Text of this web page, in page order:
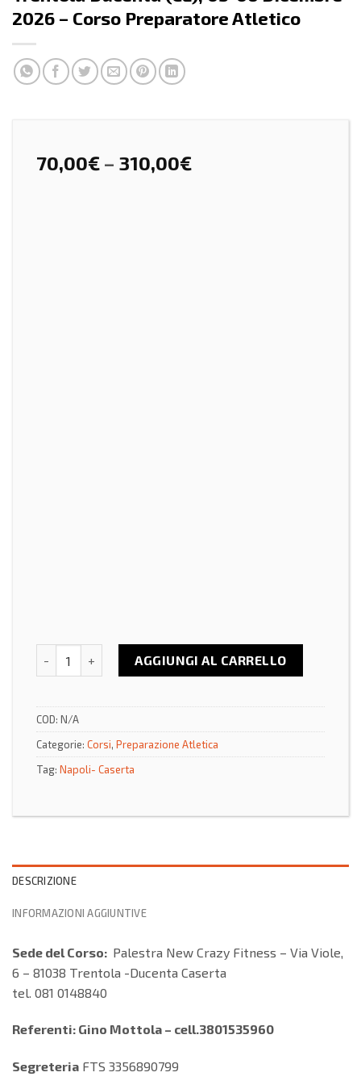
2026 – Corso Preparatore Atletico
70,00€ – 310,00€
AGGIUNGI AL CARRELLO
COD: N/A
Categorie: Corsi, Preparazione Atletica
Tag: Napoli- Caserta
DESCRIZIONE
INFORMAZIONI AGGIUNTIVE
Sede del Corso: Palestra New Crazy Fitness – Via Viole,
6 – 81038 Trentola -Ducenta Caserta
tel. 081 0148840
Referenti: Gino Mottola – cell.3801535960
Segreteria FTS 3356890799